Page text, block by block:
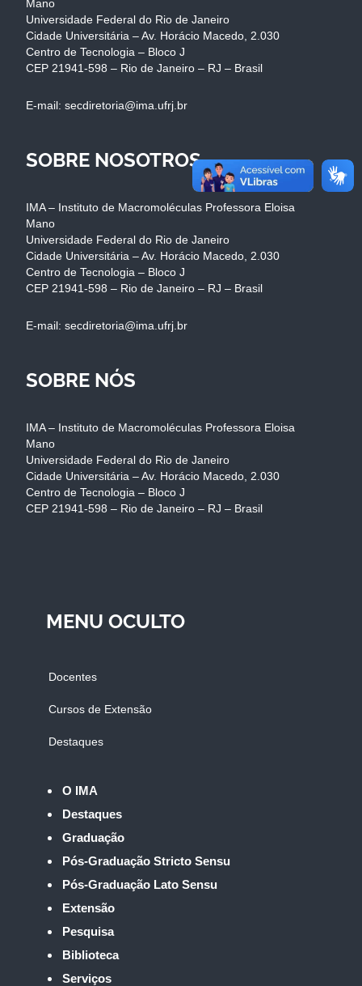
Mano
Universidade Federal do Rio de Janeiro
Cidade Universitária – Av. Horácio Macedo, 2.030
Centro de Tecnologia – Bloco J
CEP 21941-598 – Rio de Janeiro – RJ – Brasil
E-mail: secdiretoria@ima.ufrj.br
SOBRE NOSOTROS
IMA – Instituto de Macromoléculas Professora Eloisa
Mano
Universidade Federal do Rio de Janeiro
Cidade Universitária – Av. Horácio Macedo, 2.030
Centro de Tecnologia – Bloco J
CEP 21941-598 – Rio de Janeiro – RJ – Brasil
E-mail: secdiretoria@ima.ufrj.br
SOBRE NÓS
IMA – Instituto de Macromoléculas Professora Eloisa
Mano
Universidade Federal do Rio de Janeiro
Cidade Universitária – Av. Horácio Macedo, 2.030
Centro de Tecnologia – Bloco J
CEP 21941-598 – Rio de Janeiro – RJ – Brasil
MENU OCULTO
Docentes
Cursos de Extensão
Destaques
O IMA
Destaques
Graduação
Pós-Graduação Stricto Sensu
Pós-Graduação Lato Sensu
Extensão
Pesquisa
Biblioteca
Serviços